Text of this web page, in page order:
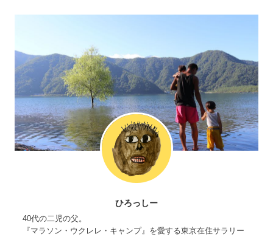
ひろっしー
40代の二児の父。
『マラソン・ウクレレ・キャンプ』を愛する東京在住サラリー